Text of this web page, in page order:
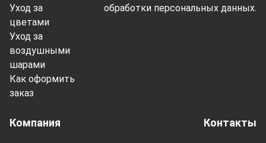
Компания
Уход за
цветами
Уход за
воздушными
шарами
Как оформить
заказ
обработки персональных данных.
Контакты